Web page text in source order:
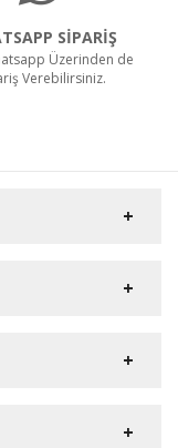
SİPARİŞ
Üzerinden de
Verebilirsiniz.